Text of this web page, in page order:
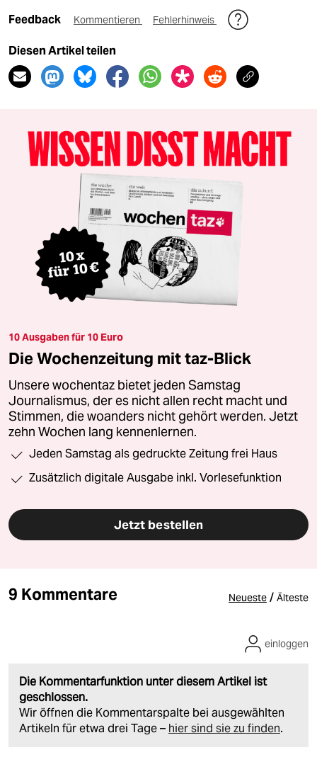
Feedback Kommentieren Fehlerhinweis
Diesen Artikel teilen
10 Ausgaben für 10 Euro
Die Wochenzeitung mit taz-Blick
Unsere wochentaz bietet jeden Samstag
Journalismus, der es nicht allen recht macht und
Stimmen, die woanders nicht gehört werden. Jetzt
zehn Wochen lang kennenlernen.
Jeden Samstag als gedruckte Zeitung frei Haus
Zusätzlich digitale Ausgabe inkl. Vorlesefunktion
Jetzt bestellen
9 Kommentare Neueste / Älteste
Die Kommentarfunktion unter diesem Artikel ist
geschlossen.
Wir öffnen die Kommentarspalte bei ausgewählten
Artikeln für etwa drei Tage – hier sind sie zu finden.
einloggen